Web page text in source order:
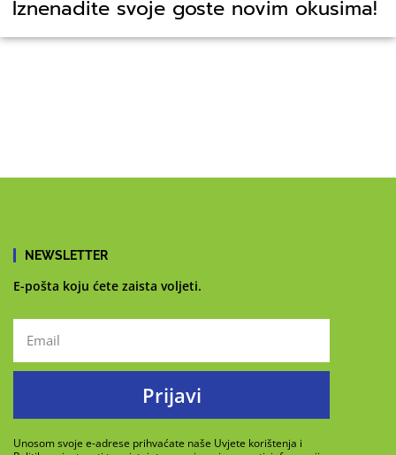
Iznenadite svoje goste novim okusima!
NEWSLETTER
E-pošta koju ćete zaista voljeti.
Prijavi
Unosom svoje e-adrese prihvaćate naše Uvjete korištenja i